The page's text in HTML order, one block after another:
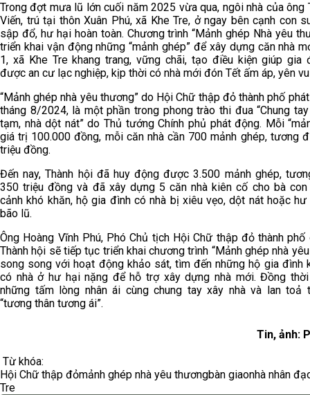
Trong đợt mưa lũ lớn cuối năm 2025 vừa qua, ngôi nhà của ông
Viến, trú tại thôn Xuân Phú, xã Khe Tre, ở ngay bên cạnh con
sập đổ, hư hại hoàn toàn. Chương trình “Mảnh ghép Nhà yêu
triển khai vận động những “mảnh ghép” để xây dựng căn nhà
1, xã Khe Tre khang trang, vững chãi, tạo điều kiện giúp gia
được an cư lạc nghiệp, kịp thời có nhà mới đón Tết ấm áp, yên
“Mảnh ghép nhà yêu thương” do Hội Chữ thập đỏ thành phố
tháng 8/2024, là một phần trong phong trào thi đua “Chung
tạm, nhà dột nát” do Thủ tướng Chính phủ phát động. Mỗi
giá trị 100.000 đồng, mỗi căn nhà cần 700 mảnh ghép, tương
triệu đồng.
Đến nay, Thành hội đã huy động được 3.500 mảnh ghép,
350 triệu đồng và đã xây dựng 5 căn nhà kiên cố cho bà con
cảnh khó khăn, hộ gia đình có nhà bị xiêu vẹo, dột nát hoặc
bão lũ.
Ông Hoàng Vĩnh Phú, Phó Chủ tịch Hội Chữ thập đỏ thành phố
Thành hội sẽ tiếp tục triển khai chương trình “Mảnh ghép nhà
song song với hoạt động khảo sát, tìm đến những hộ gia đình
có nhà ở hư hại nặng để hỗ trợ xây dựng nhà mới. Đồng
những tấm lòng nhân ái cùng chung tay xây nhà và lan toả
“tương thân tương ái”.
Tin, ảnh:
Từ khóa:
Hội Chữ thập đỏmảnh ghép nhà yêu thươngbàn giaonhà nhân
Tre